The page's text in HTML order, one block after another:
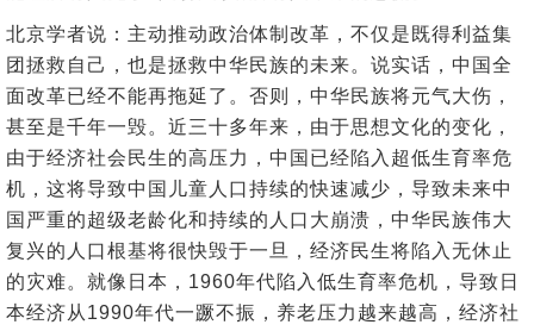
北京学者说：主动推动政治体制改革，不仅是既得利益集
团拯救自己，也是拯救中华民族的未来。说实话，中国全
面改革已经不能再拖延了。否则，中华民族将元气大伤，
甚至是千年一毁。近三十多年来，由于思想文化的变化，
由于经济社会民生的高压力，中国已经陷入超低生育率危
机，这将导致中国儿童人口持续的快速减少，导致未来中
国严重的超级老龄化和持续的人口大崩溃，中华民族伟大
复兴的人口根基将很快毁于一旦，经济民生将陷入无休止
的灾难。就像日本，1960年代陷入低生育率危机，导致日
本经济从1990年代一蹶不振，养老压力越来越高，经济社